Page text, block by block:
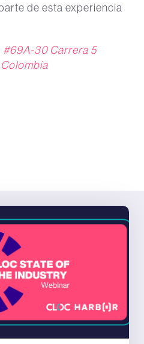
de esta experiencia
#69A-30 Carrera 5